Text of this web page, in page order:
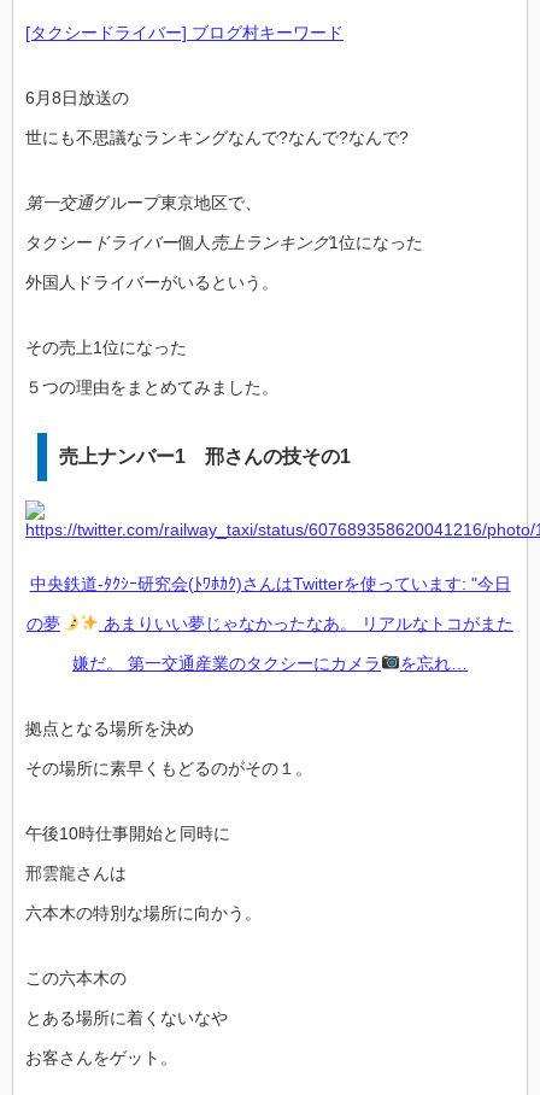
[タクシードライバー] ブログ村キーワード
6月8日放送の
世にも不思議なランキングなんで?なんで?なんで?
第一交通グループ東京地区で、
タクシー ドライバー個人 売上ランキング1位になった
外国人ドライバーがいるという。
その売上1位になった
５つの理由をまとめてみました。
売上ナンバー1 邢さんの技その1
中央鉄道-ﾀｸｼｰ研究会(ﾄﾜﾎｶｸ)さんはTwitterを使っています: "今日
の夢 あまりいい夢じゃなかったなあ。 リアルなトコがまた
嫌だ。 第一交通産業のタクシーにカメラ を忘れ…
拠点となる場所を決め
その場所に素早くもどるのがその１。
午後10時仕事開始と同時に
邢雲龍さんは
六本木の特別な場所に向かう。
この六本木の
とある場所に着くないなや
お客さんをゲット。